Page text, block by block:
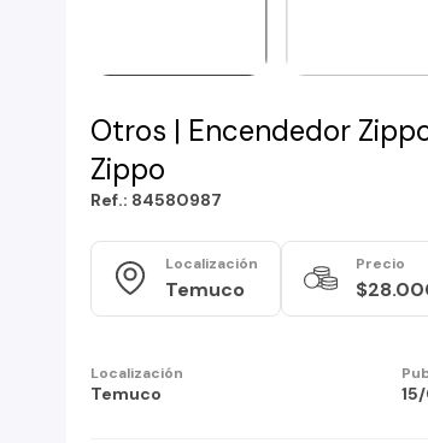
Otros | Encendedor
Zippo
Ref.: 84580987
Localización
Temuco
Precio
Localización
Temuco